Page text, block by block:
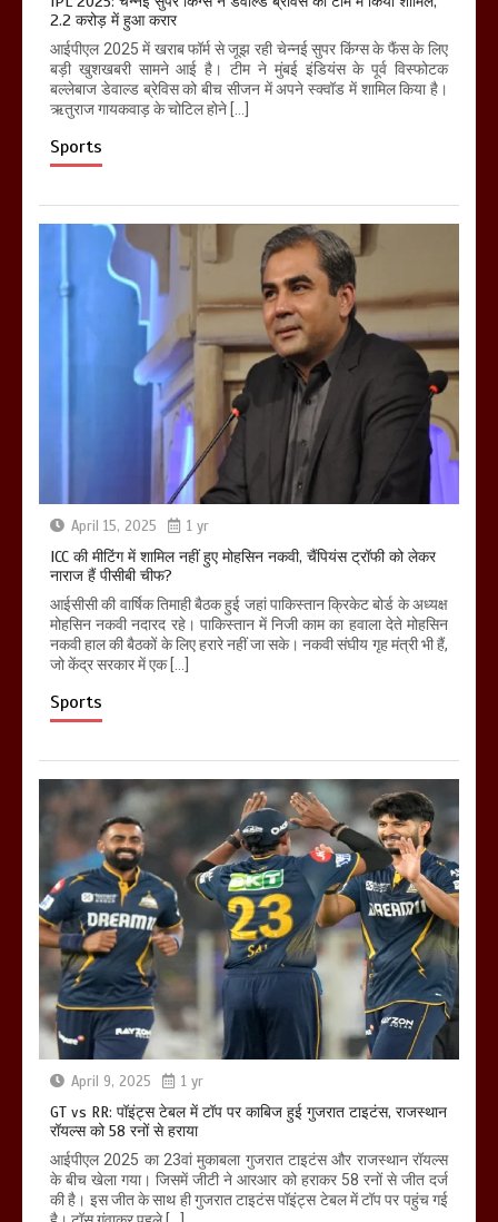
2.2 करोड़ में हुआ करार
आईपीएल 2025 में खराब फॉर्म से जूझ रही चेन्नई सुपर किंग्स के फैंस के लिए
बड़ी खुशखबरी सामने आई है। टीम ने मुंबई इंडियंस के पूर्व विस्फोटक
बल्लेबाज डेवाल्ड ब्रेविस को बीच सीजन में अपने स्क्वॉड में शामिल किया है।
ऋतुराज गायकवाड़ के चोटिल होने […]
Sports
April 15, 2025 1 yr
ICC की मीटिंग में शामिल नहीं हुए मोहसिन नकवी, चैंपियंस ट्रॉफी को लेकर
नाराज हैं पीसीबी चीफ?
आईसीसी की वार्षिक तिमाही बैठक हुई जहां पाकिस्तान क्रिकेट बोर्ड के अध्यक्ष
मोहसिन नकवी नदारद रहे। पाकिस्तान में निजी काम का हवाला देते मोहसिन
नकवी हाल की बैठकों के लिए हरारे नहीं जा सके। नकवी संघीय गृह मंत्री भी हैं,
जो केंद्र सरकार में एक […]
Sports
April 9, 2025 1 yr
GT vs RR: पॉइंट्स टेबल में टॉप पर काबिज हुई गुजरात टाइटंस, राजस्थान
रॉयल्स को 58 रनों से हराया
आईपीएल 2025 का 23वां मुकाबला गुजरात टाइटंस और राजस्थान रॉयल्स
के बीच खेला गया। जिसमें जीटी ने आरआर को हराकर 58 रनों से जीत दर्ज
की है। इस जीत के साथ ही गुजरात टाइटंस पॉइंट्स टेबल में टॉप पर पहुंच गई